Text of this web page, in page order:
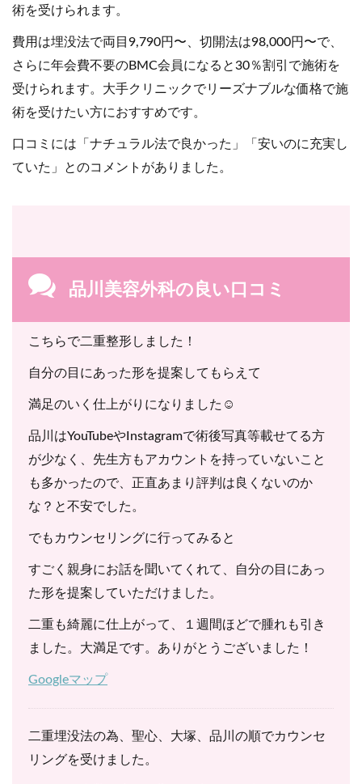
術を受けられます。
費用は埋没法で両目9,790円〜、切開法は98,000円〜で、
さらに年会費不要のBMC会員になると30％割引で施術を
受けられます。大手クリニックでリーズナブルな価格で施
術を受けたい方におすすめです。
口コミには「ナチュラル法で良かった」「安いのに充実し
ていた」とのコメントがありました。
品川美容外科の良い口コミ
こちらで二重整形しました！
自分の目にあった形を提案してもらえて
満足のいく仕上がりになりました☺️
品川はYouTubeやInstagramで術後写真等載せてる方
が少なく、先生方もアカウントを持っていないこと
も多かったので、正直あまり評判は良くないのか
な？と不安でした。
でもカウンセリングに行ってみると
すごく親身にお話を聞いてくれて、自分の目にあっ
た形を提案していただけました。
二重も綺麗に仕上がって、１週間ほどで腫れも引き
ました。大満足です。ありがとうございました！
Googleマップ
二重埋没法の為、聖心、大塚、品川の順でカウンセ
リングを受けました。